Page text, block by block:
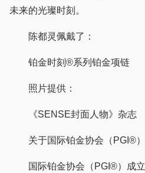
未来的光璨时刻。
陈都灵佩戴了：
铂金时刻®系列铂金项链
照片提供：
《SENSE封面人物》杂志
关于国际铂金协会（PGI®）
国际铂金协会（PGI®）成立